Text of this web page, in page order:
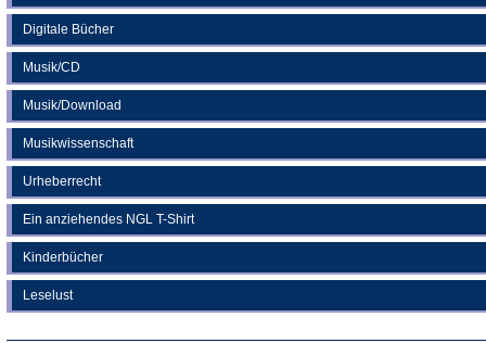
Digitale Bücher
Musik/CD
Musik/Download
Musikwissenschaft
Urheberrecht
Ein anziehendes NGL T-Shirt
Kinderbücher
Leselust